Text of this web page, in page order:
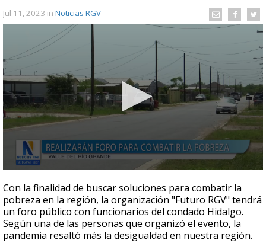
Jul 11, 2023 in Noticias RGV
seconds
of
1
minute,
14
seconds
Con la finalidad de buscar soluciones para combatir la
pobreza en la región, la organización "Futuro RGV" tendrá
un foro público con funcionarios del condado Hidalgo.
Según una de las personas que organizó el evento, la
pandemia resaltó más la desigualdad en nuestra región.